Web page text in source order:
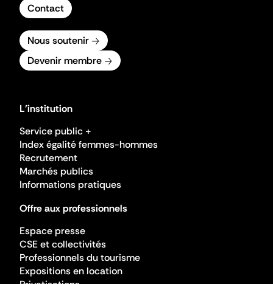
Contact
Nous soutenir
Devenir membre
L'institution
Service public +
Index égalité femmes-hommes
Recrutement
Marchés publics
Informations pratiques
Offre aux professionnels
Espace presse
CSE et collectivités
Professionnels du tourisme
Expositions en location